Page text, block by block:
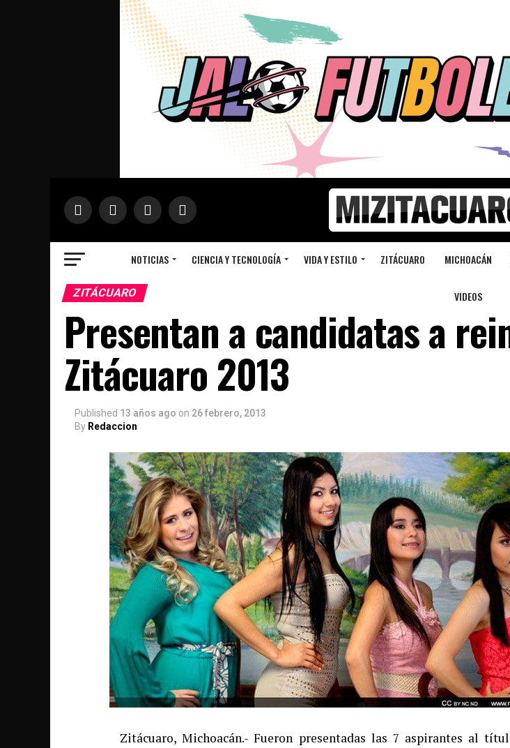
NOTICIAS CIENCIA Y TECNOLOGÍA VIDA Y ESTILO ZITÁCUARO MICHOACÁN
VIDEOS
ZITÁCUARO
Presentan a candidatas a
Zitácuaro 2013
Published 13 años ago on 26 febrero, 2013
By Redaccion
Zitácuaro, Michoacán.- Fueron presentadas las 7 aspirantes al